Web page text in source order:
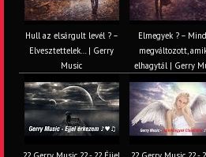
Hull az elsárgult levél ? –
Elvesztettelek… | Gerry
Music
Elmegyek ? –
megváltozott,
elhagytál | Gerry